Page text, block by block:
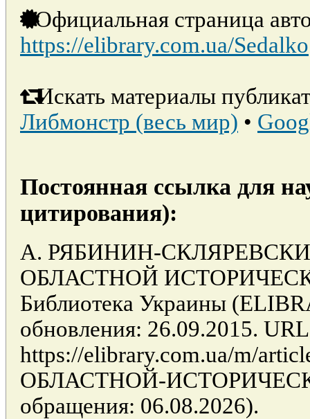
Официальная страница
https://elibrary.com.ua/Sedalko
Искать материалы
Либмонстр (весь мир) •
Постоянная ссылка для
цитирования):
А. РЯБИНИН-
ОБЛАСТНОЙ
Библиотека Украины
обновления: 26.09.2015.
https://elibrary.com.ua/m/
ОБЛАСТНОЙ-
обращения: 06.08.2026).